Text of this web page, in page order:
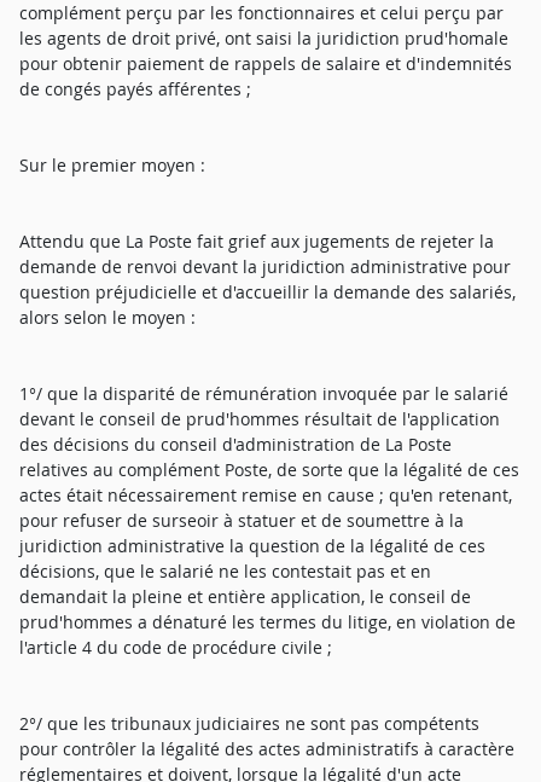
complément perçu par les fonctionnaires et celui perçu par
les agents de droit privé, ont saisi la juridiction prud'homale
pour obtenir paiement de rappels de salaire et d'indemnités
de congés payés afférentes ;
Sur le premier moyen :
Attendu que La Poste fait grief aux jugements de rejeter la
demande de renvoi devant la juridiction administrative pour
question préjudicielle et d'accueillir la demande des salariés,
alors selon le moyen :
1°/ que la disparité de rémunération invoquée par le salarié
devant le conseil de prud'hommes résultait de l'application
des décisions du conseil d'administration de La Poste
relatives au complément Poste, de sorte que la légalité de ces
actes était nécessairement remise en cause ; qu'en retenant,
pour refuser de surseoir à statuer et de soumettre à la
juridiction administrative la question de la légalité de ces
décisions, que le salarié ne les contestait pas et en
demandait la pleine et entière application, le conseil de
prud'hommes a dénaturé les termes du litige, en violation de
l'article 4 du code de procédure civile ;
2°/ que les tribunaux judiciaires ne sont pas compétents
pour contrôler la légalité des actes administratifs à caractère
réglementaires et doivent, lorsque la légalité d'un acte